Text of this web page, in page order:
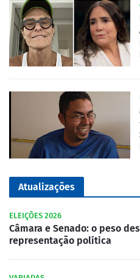
Atualizações
ELEIÇÕES 2026
Câmara e Senado: o peso
representação política